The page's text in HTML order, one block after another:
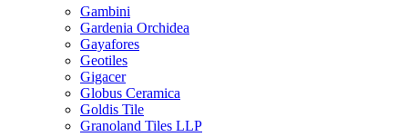
Gambini
Gardenia Orchidea
Gayafores
Geotiles
Gigacer
Globus Ceramica
Goldis Tile
Granoland Tiles LLP